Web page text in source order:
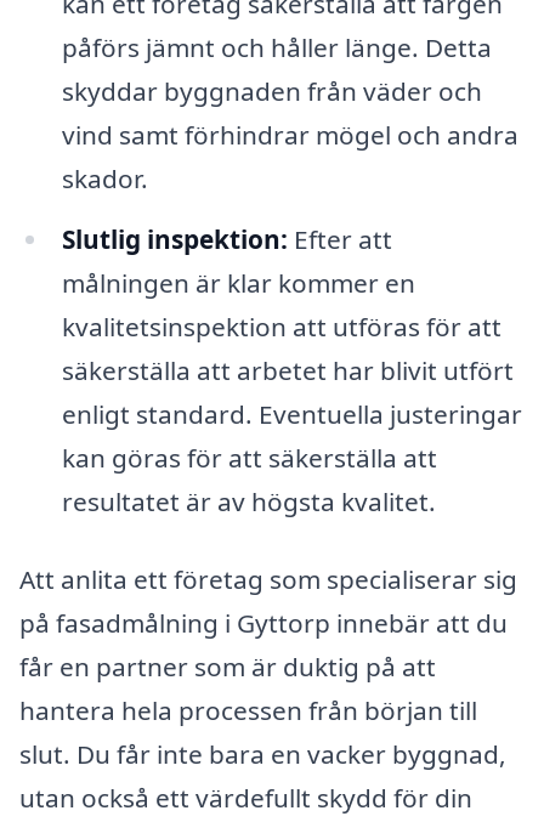
påförs jämnt och håller länge. Detta
skyddar byggnaden från väder och
vind samt förhindrar mögel och andra
skador.
Slutlig inspektion: Efter att
målningen är klar kommer en
kvalitetsinspektion att utföras för att
säkerställa att arbetet har blivit utfört
enligt standard. Eventuella justeringar
kan göras för att säkerställa att
resultatet är av högsta kvalitet.
Att anlita ett företag som specialiserar sig
på fasadmålning i Gyttorp innebär att du
får en partner som är duktig på att
hantera hela processen från början till
slut. Du får inte bara en vacker byggnad,
utan också ett värdefullt skydd för din